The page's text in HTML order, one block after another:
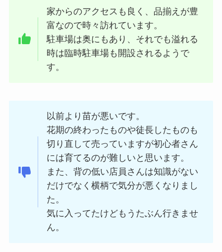
家からのアクセスも良く、品揃えが豊
富なので時々訪れています。
駐車場は奥にもあり、それでも溢れる
時は臨時駐車場も開設されるようで
す。
以前より苗が悪いです。
花期の終わったものや徒長したものも
切り直して売っていますが初心者さん
には育てるのが難しいと思います。
また、背の低い店員さんは知識がない
だけでなく横柄で気分が悪くなりまし
た。
気に入ってたけどもうたぶん行きませ
ん。